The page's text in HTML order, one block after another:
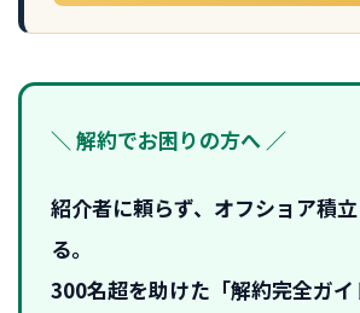
＼ 解約でお困りの方へ ／
紹介者に頼らず、オフショア積
る。
300名超を助けた「解約完全ガ